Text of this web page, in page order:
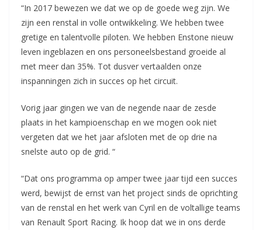
“In 2017 bewezen we dat we op de goede weg zijn. We
zijn een renstal in volle ontwikkeling. We hebben twee
gretige en talentvolle piloten. We hebben Enstone nieuw
leven ingeblazen en ons personeelsbestand groeide al
met meer dan 35%. Tot dusver vertaalden onze
inspanningen zich in succes op het circuit.
Vorig jaar gingen we van de negende naar de zesde
plaats in het kampioenschap en we mogen ook niet
vergeten dat we het jaar afsloten met de op drie na
snelste auto op de grid. “
“Dat ons programma op amper twee jaar tijd een succes
werd, bewijst de ernst van het project sinds de oprichting
van de renstal en het werk van Cyril en de voltallige teams
van Renault Sport Racing. Ik hoop dat we in ons derde